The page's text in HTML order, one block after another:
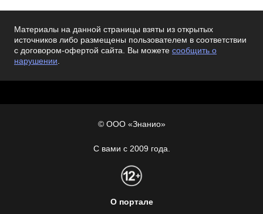
Материалы на данной страницы взяты из открытых
источников либо размещены пользователем в соответствии
с договором-офертой сайта. Вы можете сообщить о
нарушении.
© ООО «Знанио»
С вами с 2009 года.
О портале